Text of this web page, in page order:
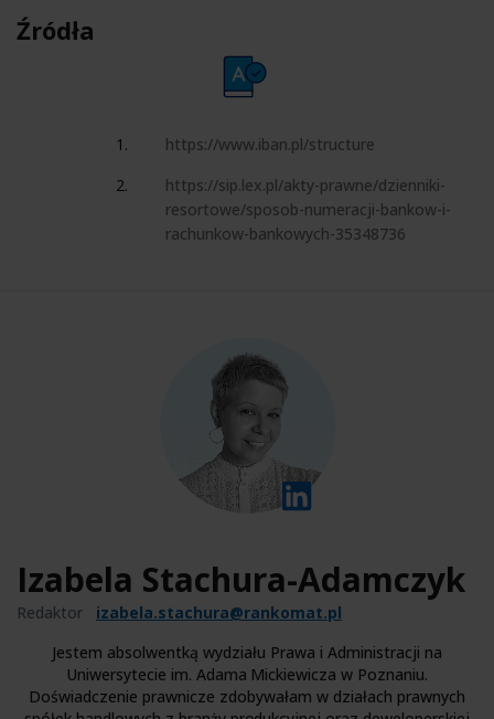
Źródła
https://www.iban.pl/structure
https://sip.lex.pl/akty-prawne/dzienniki-
resortowe/sposob-numeracji-bankow-i-
rachunkow-bankowych-35348736
Izabela Stachura-Adamczyk
Redaktor
izabela.stachura@rankomat.pl
Jestem absolwentką wydziału Prawa i Administracji na
Uniwersytecie im. Adama Mickiewicza w Poznaniu.
Doświadczenie prawnicze zdobywałam w działach prawnych